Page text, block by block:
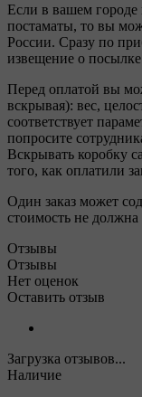
Если в вашем городе
постаматы, то вы
России. Сразу по
извещение о
Перед оплатой вы
вскрывая): вес,
соответствует
попросите
Вскрывать коробку
того, как оплатили
Один заказ может
стоимость не
Отзывы
Отзывы
Нет оценок
Оставить отзыв
Загрузка отзывов...
Наличие